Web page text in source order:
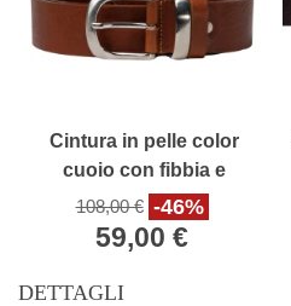
Cintura in pelle color
cuoio con fibbia e
passante in metallo
108,00 € -46%
59,00 €
DETTAGLI